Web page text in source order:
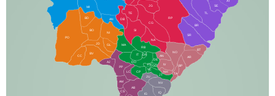
MI
AN
SE
TL
BR
SR
BT
AR
RP
JG
CG
SI
NA
TA
NH
JT
RB
MA
IT
DR
DO
CP
JU
NV
IQ
BD
BO
NI
JD
PO
BV
CC
PP
AJ
LC
AM
AB
DB
TE
CS
IG
NO
BP
GL
AN
IV
FS
VC
GD
DE